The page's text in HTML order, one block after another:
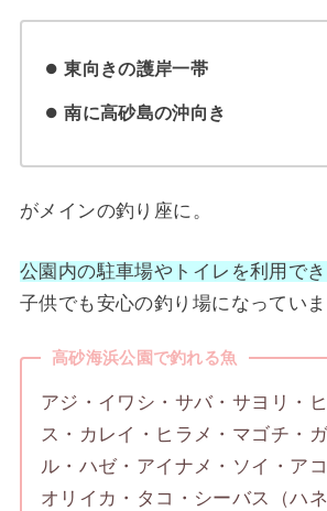
東向きの護岸一帯
南に高砂島の沖向き
がメインの釣り座に。
公園内の駐車場やトイレを利用で
子供でも安心の釣り場になっていま
高砂海浜公園で釣れる魚
アジ・イワシ・サバ・サヨリ・
ス・カレイ・ヒラメ・マゴチ・
ル・ハゼ・アイナメ・ソイ・ア
オリイカ・タコ・シーバス（ハ